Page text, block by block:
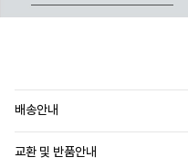
배송안내
교환 및 반품안내